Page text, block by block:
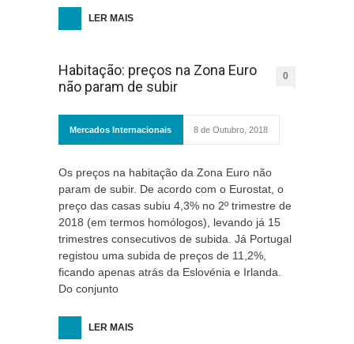
LER MAIS
Habitação: preços na Zona Euro
não param de subir
0
Mercados Internacionais 8 de Outubro, 2018
Os preços na habitação da Zona Euro não
param de subir. De acordo com o Eurostat, o
preço das casas subiu 4,3% no 2º trimestre de
2018 (em termos homólogos), levando já 15
trimestres consecutivos de subida. Já Portugal
registou uma subida de preços de 11,2%,
ficando apenas atrás da Eslovénia e Irlanda.
Do conjunto
LER MAIS